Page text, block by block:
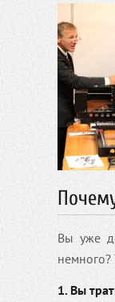
Вы уже
немного?
1. Вы